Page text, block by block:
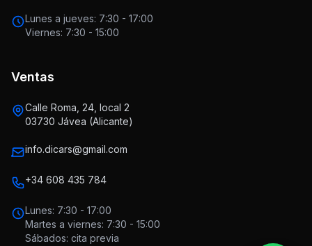
Lunes a jueves: 7:30 - 17:00
Viernes: 7:30 - 15:00
Ventas
Calle Roma, 24, local 2
03730 Jávea (Alicante)
info.dicars@gmail.com
+34 608 435 784
Lunes: 7:30 - 17:00
Martes a viernes: 7:30 - 15:00
Sábados: cita previa